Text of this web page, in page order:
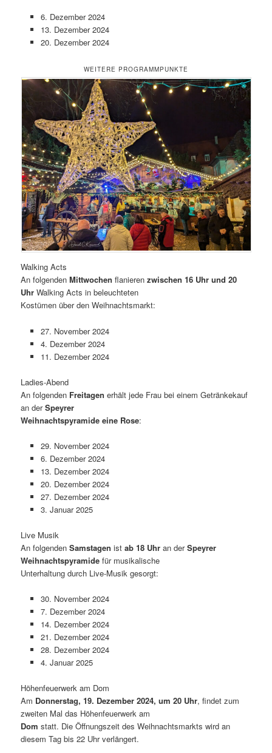
6. Dezember 2024
13. Dezember 2024
20. Dezember 2024
WEITERE PROGRAMMPUNKTE
Walking Acts
An folgendenMittwochenflanieren zwischen 16 Uhr und 20
Uhr Walking Acts in beleuchteten
Kostümen über den Weihnachtsmarkt:
27. November 2024
4. Dezember 2024
11. Dezember 2024
Ladies-Abend
An folgenden Freitagen erhält jede Frau bei einem Getränkekauf
an derSpeyrer
Weihnachtspyramide eine Rose:
29. November 2024
6. Dezember 2024
13. Dezember 2024
20. Dezember 2024
27. Dezember 2024
3. Januar 2025
Live Musik
An folgendenSamstagenistab 18 Uhr an derSpeyrer
Weihnachtspyramide für musikalische
Unterhaltung durch Live-Musik gesorgt:
30. November 2024
7. Dezember 2024
14. Dezember 2024
21. Dezember 2024
28. Dezember 2024
4. Januar 2025
Höhenfeuerwerk am Dom
Am Donnerstag, 19. Dezember 2024, um 20 Uhr, findet zum
zweiten Mal das Höhenfeuerwerk am
Domstatt. Die Öffnungszeit des Weihnachtsmarkts wird an
diesem Tag bis 22 Uhr verlängert.